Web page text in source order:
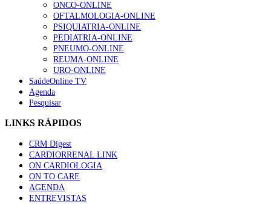
ONCO-ONLINE
OFTALMOLOGIA-ONLINE
PSIQUIATRIA-ONLINE
PEDIATRIA-ONLINE
PNEUMO-ONLINE
REUMA-ONLINE
URO-ONLINE
SaúdeOnline TV
Agenda
Pesquisar
LINKS RÁPIDOS
CRM Digest
CARDIORRENAL LINK
ON CARDIOLOGIA
ON TO CARE
AGENDA
ENTREVISTAS